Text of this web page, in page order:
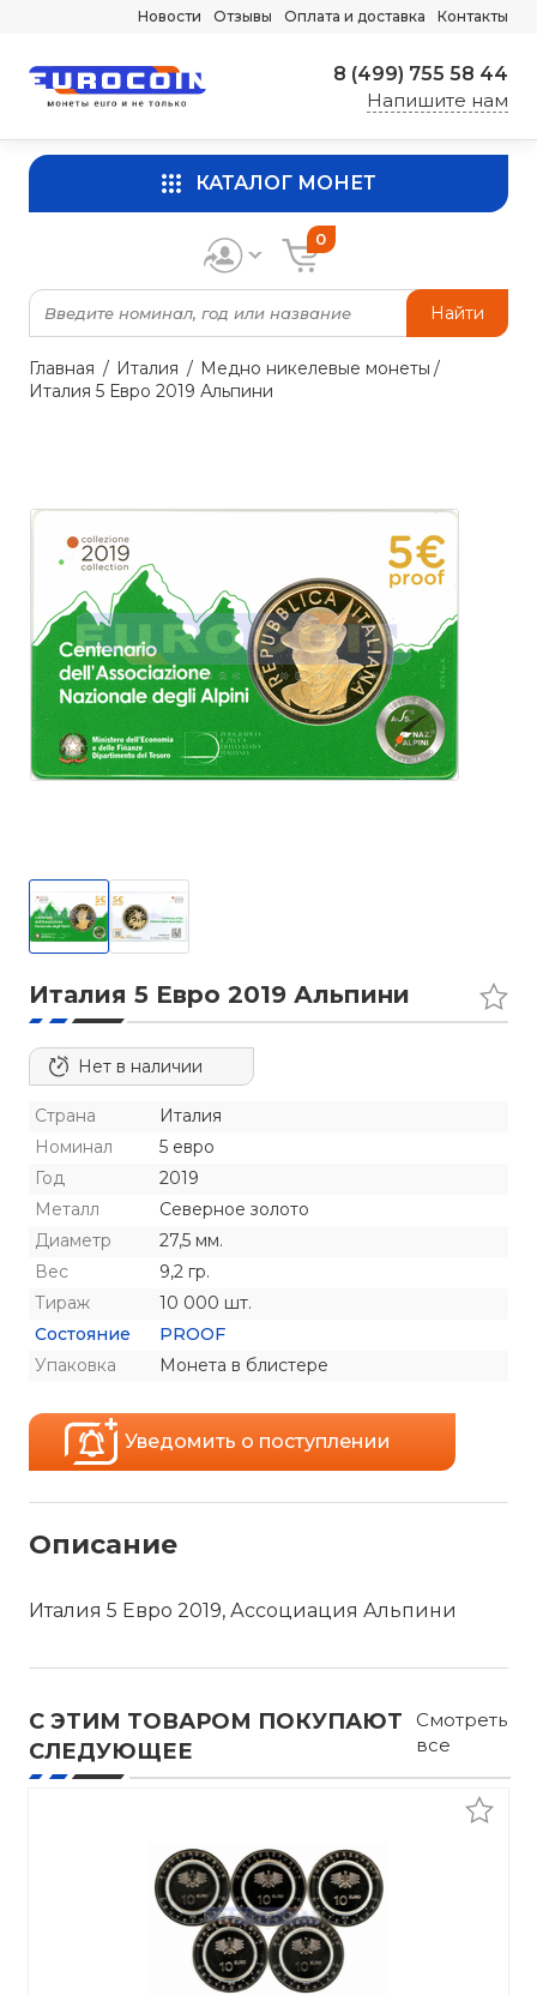
Новости Отзывы Оплата и доставка Контакты
8 (499) 755 58 44
Напишите нам
КАТАЛОГ МОНЕТ
Найти
0
Главная Италия
Медно никелевые монеты
Италия 5 Евро 2019 Альпини
Италия 5 Евро 2019 Альпини
Нет в наличии
Страна
Италия
Номинал
5 евро
Год
2019
Металл
Северное золото
Диаметр
27,5 мм.
Вес
9,2 гр.
Тираж
10 000 шт.
Состояние
PROOF
Упаковка
Монета в блистере
Уведомить о поступлении
Описание
Италия 5 Евро 2019, Ассоциация Альпини
С ЭТИМ ТОВАРОМ ПОКУПАЮТ
СЛЕДУЮЩЕЕ
Смотреть
все